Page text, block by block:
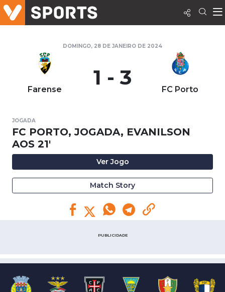
DOMINGO, 28 DE JANEIRO DE 2024
Farense 1 - 3 FC Porto
JOGADA
FC PORTO, JOGADA, EVANILSON
AOS 21'
Ver Jogo
Match Story
PUBLICIDADE